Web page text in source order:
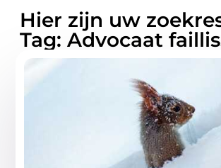
Hier zijn uw
Tag: Advocaat